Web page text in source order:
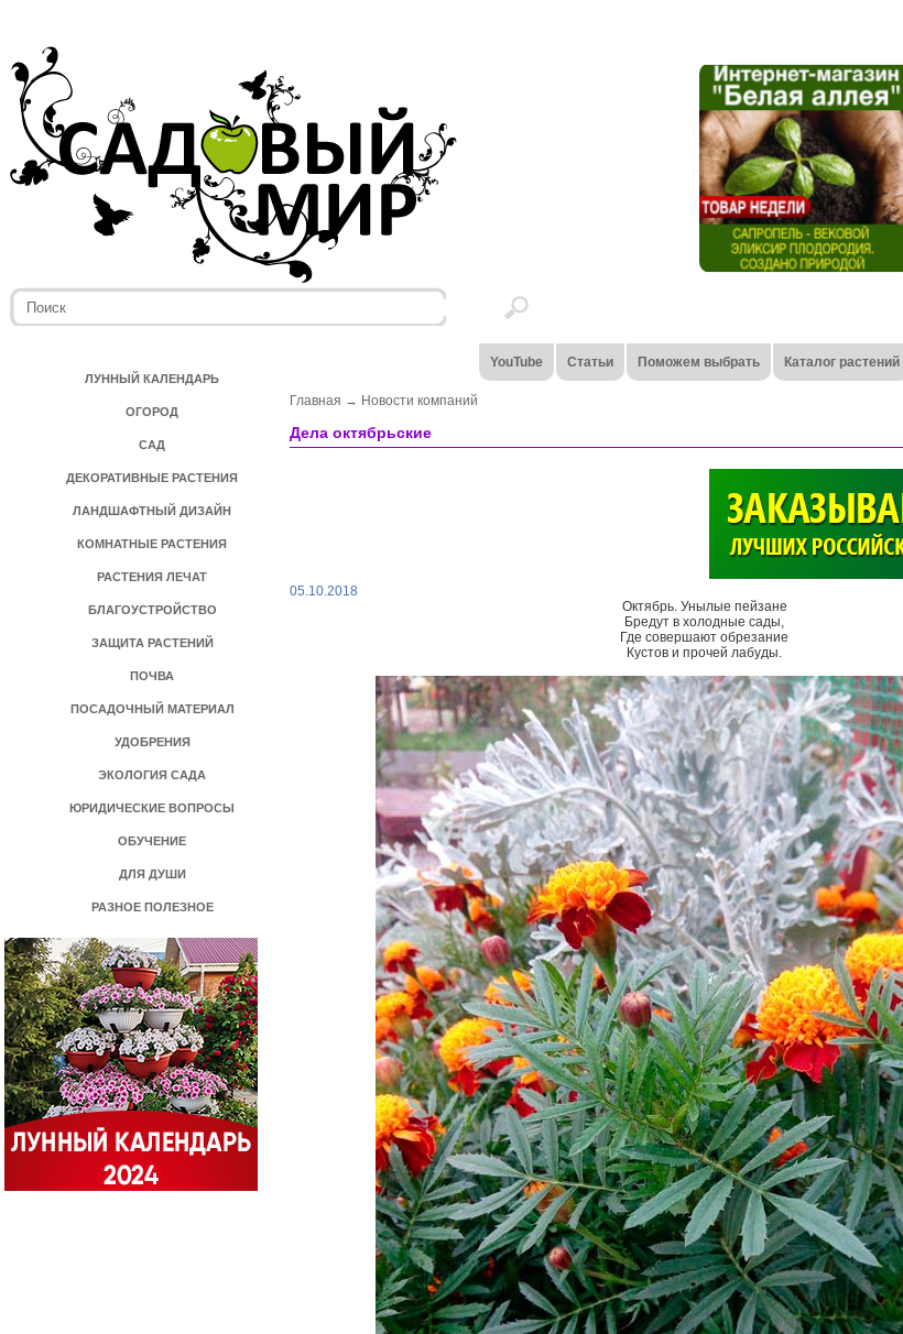
ЛУННЫЙ КАЛЕНДАРЬ
ОГОРОД
САД
ДЕКОРАТИВНЫЕ РАСТЕНИЯ
ЛАНДШАФТНЫЙ ДИЗАЙН
КОМНАТНЫЕ РАСТЕНИЯ
РАСТЕНИЯ ЛЕЧАТ
БЛАГОУСТРОЙСТВО
ЗАЩИТА РАСТЕНИЙ
ПОЧВА
ПОСАДОЧНЫЙ МАТЕРИАЛ
УДОБРЕНИЯ
ЭКОЛОГИЯ САДА
ЮРИДИЧЕСКИЕ ВОПРОСЫ
ОБУЧЕНИЕ
ДЛЯ ДУШИ
РАЗНОЕ ПОЛЕЗНОЕ
YouTube Статьи Поможем выбрать Каталог растений
Главная → Новости компаний
Дела октябрьские
05.10.2018
Октябрь. Унылые пейзане
Бредут в холодные сады,
Где совершают обрезание
Кустов и прочей лабуды.